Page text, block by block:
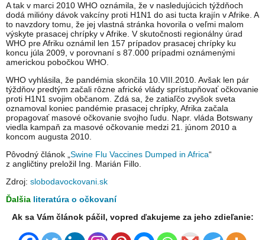
A tak v marci 2010 WHO oznámila, že v nasledujúcich týždňoch
dodá milióny dávok vakcíny proti H1N1 do asi tucta krajín v Afrike. A
to navzdory tomu, že jej vlastná stránka hovorila o veľmi malom
výskyte prasacej chrípky v Afrike. V skutočnosti regionálny úrad
WHO pre Afriku oznámil len 157 prípadov prasacej chrípky ku
koncu júla 2009, v porovnaní s 87.000 prípadmi oznámenými
americkou pobočkou WHO.
WHO vyhlásila, že pandémia skončila 10.VIII.2010. Avšak len pár
týždňov predtým začali rôzne africké vlády sprístupňovať očkovanie
proti H1N1 svojim občanom. Zdá sa, že zatiaľčo zvyšok sveta
oznamoval koniec pandémie prasacej chrípky, Afrika začala
propagovať masové očkovanie svojho ľudu. Napr. vláda Botswany
viedla kampaň za masové očkovanie medzi 21. júnom 2010 a
koncom augusta 2010.
Pôvodný článok „ Swine Flu Vaccines Dumped in Africa“
z angličtiny preložil Ing. Marián Fillo.
Zdroj: slobodavockovani.sk
Ďalšia literatúra o očkovaní
Ak sa Vám článok páčil, vopred ďakujeme za jeho zdieľanie: